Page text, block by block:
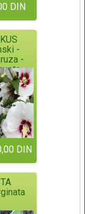
DIN
-
-
DIN